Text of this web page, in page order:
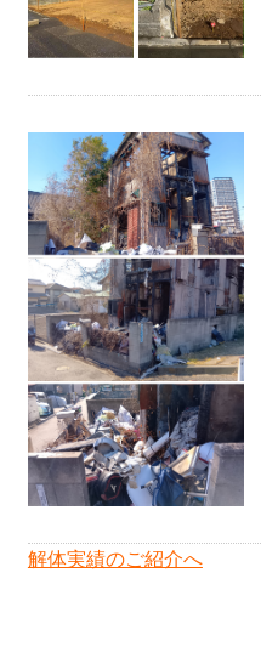
解体実績のご紹介へ